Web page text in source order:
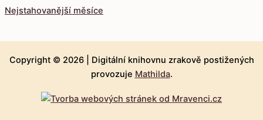
Nejstahovanější měsíce
Copyright © 2026 | Digitální knihovnu zrakově postižených
provozuje Mathilda.